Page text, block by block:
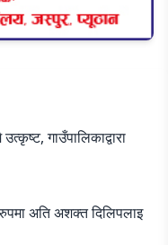
गाउँपालिकाद्वारा
अति अशक्त दिलिपलाइ